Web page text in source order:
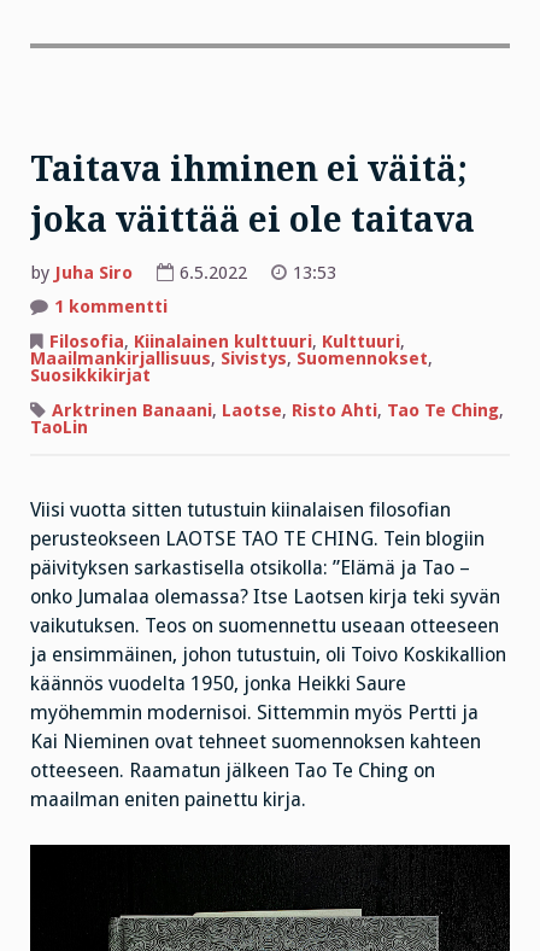
Taitava ihminen ei väitä;
joka väittää ei ole taitava
by Juha Siro 6.5.2022
13:53
1 kommenttiartikkeliin
ihminen
ei
väitä;
väittää
Filosofia, Kiinalainen kulttuuri, Kulttuuri,
Maailmankirjallisuus, Sivistys, Suomennokset,
Suosikkikirjat
Arktrinen Banaani, Laotse, Risto Ahti, Tao Te Ching,
TaoLin
Viisi vuotta sitten tutustuin kiinalaisen filosofian
perusteokseen LAOTSE TAO TE CHING. Tein blogiin
päivityksen sarkastisella otsikolla: ”Elämä ja Tao –
onko Jumalaa olemassa? Itse Laotsen kirja teki syvän
vaikutuksen. Teos on suomennettu useaan otteeseen
ja ensimmäinen, johon tutustuin, oli Toivo Koskikallion
käännös vuodelta 1950, jonka Heikki Saure
myöhemmin modernisoi. Sittemmin myös Pertti ja
Kai Nieminen ovat tehneet suomennoksen kahteen
otteeseen. Raamatun jälkeen Tao Te Ching on
maailman eniten painettu kirja.